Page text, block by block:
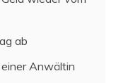
ab
Anwältin